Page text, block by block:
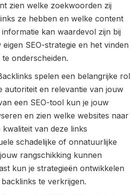
zien welke zoekwoorden zij
ze hebben en welke content
kan waardevol zijn bij
SEO-strategie en het vinden
onderscheiden.
spelen een belangrijke rol
autoriteit en relevantie van jouw
een SEO-tool kun je jouw
en zien welke websites naar
van deze links
schadelijke of onnatuurlijke
rangschikking kunnen
kun je strategieën ontwikkelen
te verkrijgen.